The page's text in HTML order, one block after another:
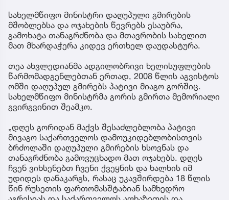
სახელმწიფო მინისტრი დაღუპული გმირების
მშობლებსა და ოჯახების წევრებს ესაუბრა,
გამოხატა თანაგრძნობა და მთავრობის სახელით
მათ მხარდაჭერა კიდევ ერთხელ დაუდასტურა.
თეა ახვლედიანმა ადგილობრივი ხელისუფლების
წარმომადგენლებთან ერთად, 2008 წლის აგვისტოს
ომში დაღუპულ გმირებს პატივი მიაგო გორშიც.
სახელმწიფო მინისტრმა გორის გმირთა მემორიალი
გვირგვინით შეამკო.
„დღეს გორიდან მაქვს შესაძლებლობა პატივი
მივაგო საქართველოს დამოუკიდებლობისთვის
ბრძოლაში დაღუპული გმირების ხსოვნას და
თანაგრძნობა გამოვუცხადო მათ ოჯახებს. დღეს
ჩვენ ვიხსენებთ ჩვენი ქვეყნის და ხალხის იმ
უდიდეს დანაკარგს, რასაც უკავშირდება 18 წლის
წინ რუსეთის ფართომასშტაბიან სამხედრო